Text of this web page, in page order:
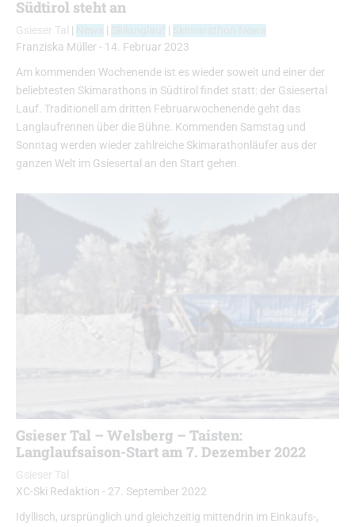
Südtirol steht an
Gsieser Tal | | |
Franziska Müller - 14. Februar 2023
Am kommenden Wochenende ist es wieder soweit und einer der
beliebtesten Skimarathons in Südtirol findet statt: der Gsiesertal
Lauf. Traditionell am dritten Februarwochenende geht das
Langlaufrennen über die Bühne. Kommenden Samstag und
Sonntag werden wieder zahlreiche Skimarathonläufer aus der
ganzen Welt im Gsiesertal an den Start gehen.
Gsieser Tal – Welsberg – Taisten:
Langlaufsaison-Start am 7. Dezember 2022
Gsieser Tal
XC-Ski Redaktion - 27. September 2022
Idyllisch, ursprünglich und gleichzeitig mittendrin im Einkaufs-,